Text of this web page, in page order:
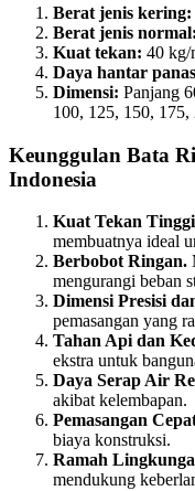
Berat jenis kering:
Berat jenis normal:
Kuat tekan: 40 kg/
Daya hantar
Dimensi: Panjang
100, 125, 150, 175,
Keunggulan Bata
Indonesia
Kuat Tekan
membuatnya ideal
Berbobot Ringan.
mengurangi beban
Dimensi Presisi
pemasangan yang
Tahan Api dan
ekstra untuk
Daya Serap Air
akibat kelembapan.
Pemasangan
biaya konstruksi.
Ramah
mendukung